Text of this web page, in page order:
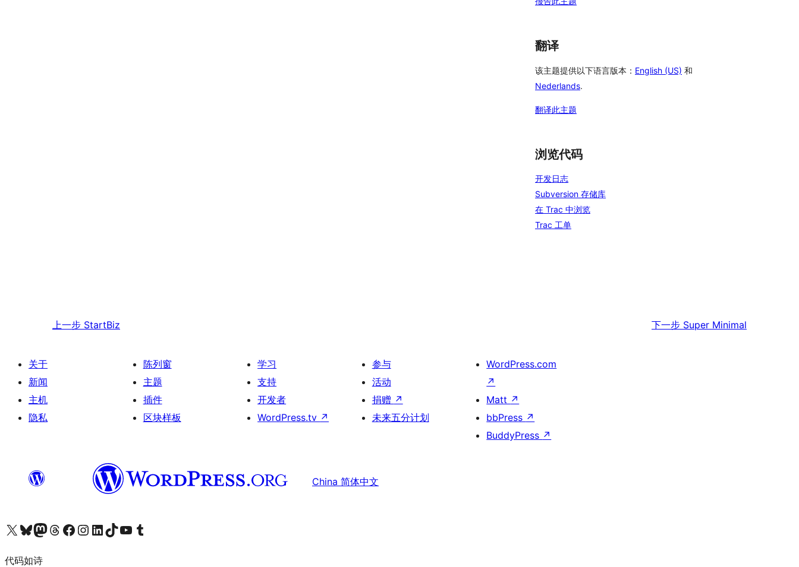
翻译
该主题提供以下语言版本： English (US) 和
Nederlands.
翻译此主题
浏览代码
开发日志
Subversion 存储库
在 Trac 中浏览
Trac 工单
上一步 StartBiz 下一步 Super Minimal
关于
新闻
主机
隐私
陈列窗
主题
插件
区块样板
学习
支持
开发者
WordPress.tv ↗
参与
活动
捐赠 ↗
未来五分计划
WordPress.com
↗
Matt ↗
bbPress ↗
BuddyPress ↗
China 简体中文
关注我们的 X（原 Twitter）账号访问我们的 Bluesky 账号关注我们的 Mastodon 账号访问我们的 Threads 账号 访问我们的 Facebook 公共主页关注我们的 Instagram 账号 关注我们的 LinkedIn 主页访问我们的 TikTok 账号访问我们的 YouTube 频道 访问我们的 Tumblr 账号
代码如诗